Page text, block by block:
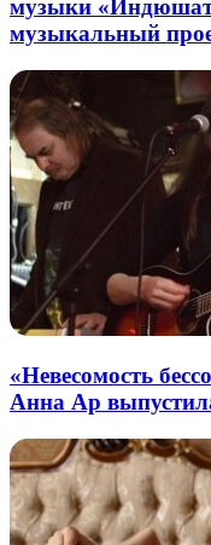
музыки
музыкальный
«Невесомость
Анна Ар